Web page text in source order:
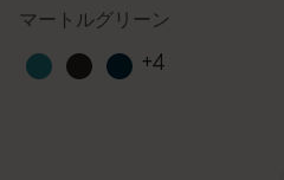
マートルグリーン
+4